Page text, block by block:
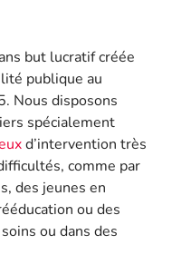
but lucratif créée
publique au
Nous disposons
spécialement
d’intervention très
comme par
des jeunes en
ou des
ou dans des